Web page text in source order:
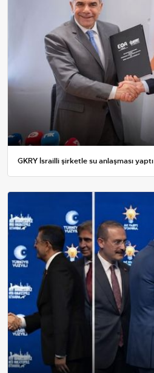
GKRY İsrailli şirketle su anlaşması yaptı